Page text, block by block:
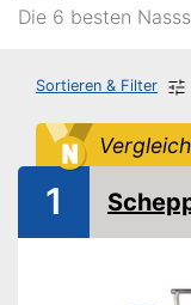
Die 6 besten
Sortieren & Filter
1